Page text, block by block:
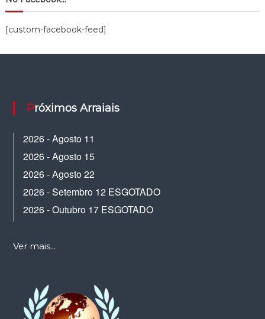
[custom-facebook-feed]
Próximos Arraiais
2026 - Agosto 11
2026 - Agosto 15
2026 - Agosto 22
2026 - Setembro 12 ESGOTADO
2026 - Outubro 17 ESGOTADO
Ver mais...